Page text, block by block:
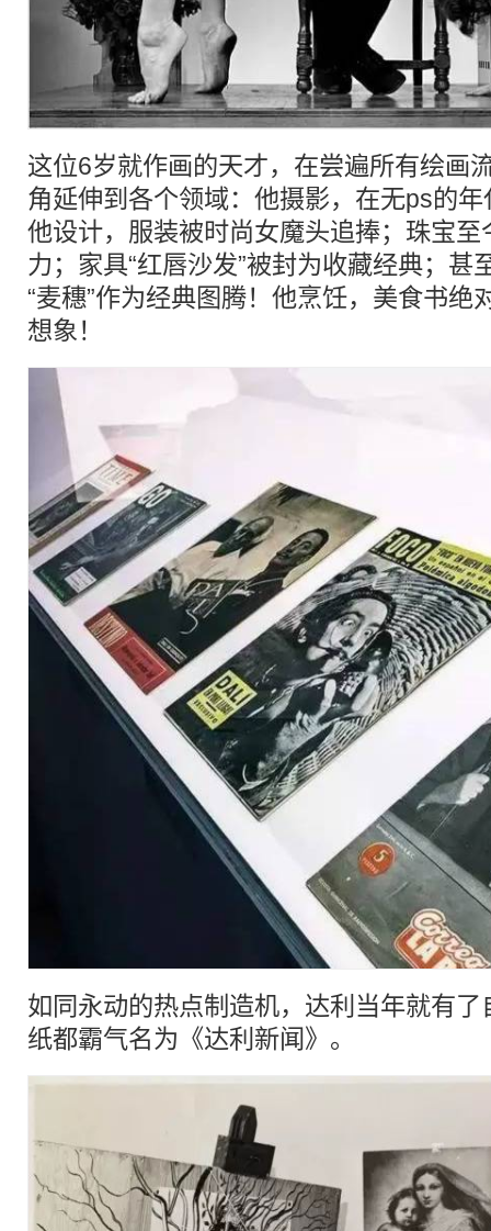
这位6岁就作画的天才，在尝遍所有绘画
角延伸到各个领域：他摄影，在无ps的
他设计，服装被时尚女魔头追捧；珠宝
力；家具“红唇沙发”被封为收藏经典；甚
“麦穗”作为经典图腾！他烹饪，美食书绝
想象！
如同永动的热点制造机，达利当年就有
纸都霸气名为《达利新闻》。